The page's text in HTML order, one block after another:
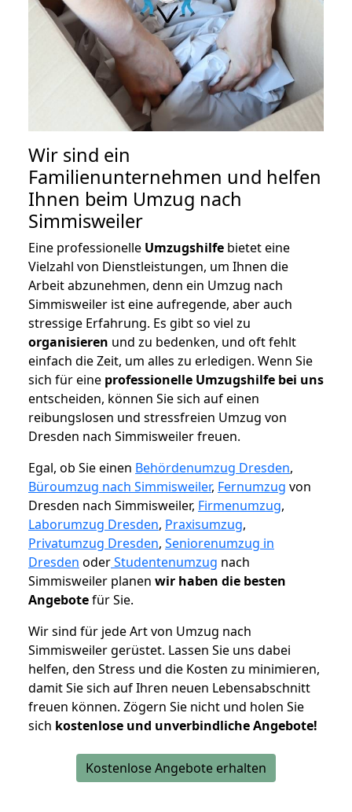
Wir sind ein
Familienunternehmen und helfen
Ihnen beim Umzug nach
Simmisweiler
Eine professionelle Umzugshilfe bietet eine
Vielzahl von Dienstleistungen, um Ihnen die
Arbeit abzunehmen, denn ein Umzug nach
Simmisweiler ist eine aufregende, aber auch
stressige Erfahrung. Es gibt so viel zu
organisieren und zu bedenken, und oft fehlt
einfach die Zeit, um alles zu erledigen. Wenn Sie
sich für eine professionelle Umzugshilfe bei uns
entscheiden, können Sie sich auf einen
reibungslosen und stressfreien Umzug von
Dresden nach Simmisweiler freuen.
Egal, ob Sie einen Behördenumzug Dresden,
Büroumzug nach Simmisweiler, Fernumzug von
Dresden nach Simmisweiler, Firmenumzug,
Laborumzug Dresden, Praxisumzug,
Privatumzug Dresden, Seniorenumzug in
Dresden oderStudentenumzug nach
Simmisweiler planen wir haben die besten
Angebotefür Sie.
Wir sind für jede Art von Umzug nach
Simmisweiler gerüstet. Lassen Sie uns dabei
helfen, den Stress und die Kosten zu minimieren,
damit Sie sich auf Ihren neuen Lebensabschnitt
freuen können. Zögern Sie nicht und holen Sie
sich kostenlose und unverbindliche Angebote!
Kostenlose Angebote erhalten